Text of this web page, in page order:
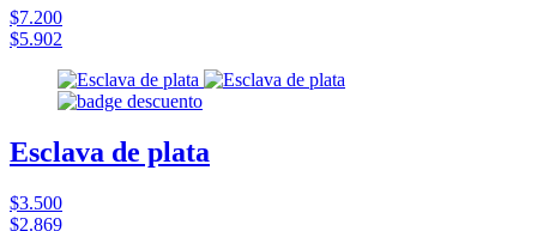
$7.200
$5.902
Esclava de plata
$3.500
$2.869